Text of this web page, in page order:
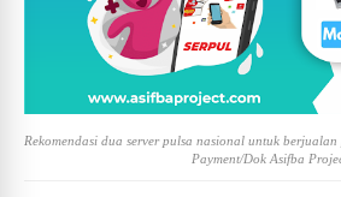
Rekomendasi dua server pulsa nasional untuk
Payment/Dok Asifba